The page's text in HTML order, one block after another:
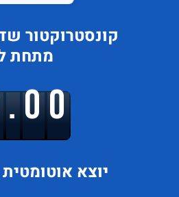
קונסטרוקטור
מתחת
יוצא